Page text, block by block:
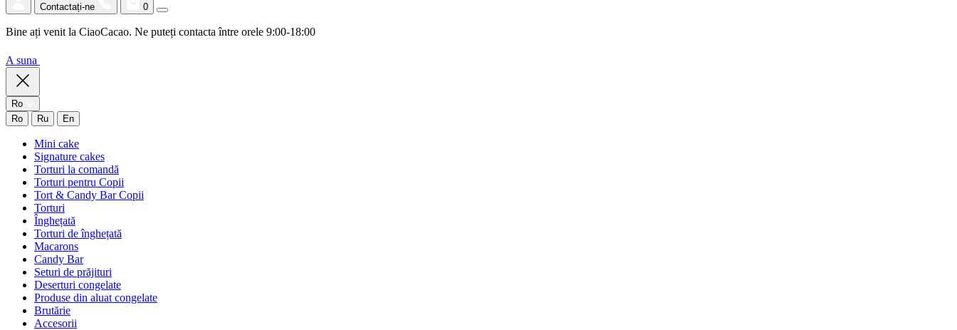
Contactați-ne
0
Bine ați venit la CiaoCacao. Ne puteți contacta între orele 9:00-18:00
A suna
Ro
Ro
Ru En
Mini cake
Signature cakes
Torturi la comandă
Torturi pentru Copii
Tort & Candy Bar Copii
Torturi
Înghețată
Torturi de înghețată
Macarons
Candy Bar
Seturi de prăjituri
Deserturi congelate
Produse din aluat congelate
Brutărie
Accesorii